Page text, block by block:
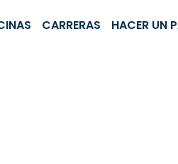
CARRERAS
HACER UN